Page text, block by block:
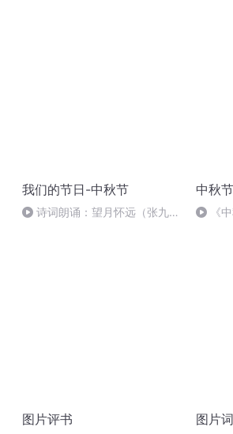
我们的节日-中秋节
诗词朗诵：望月怀远（张九
中秋
《
图片评书 图片